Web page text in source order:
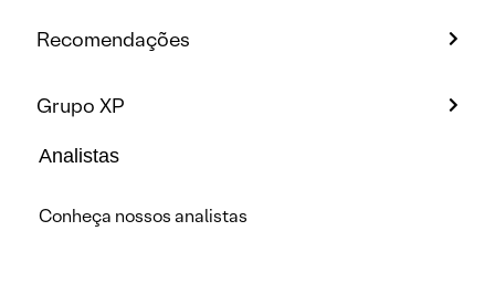
Recomendações
Grupo XP
Analistas
Conheça nossos analistas